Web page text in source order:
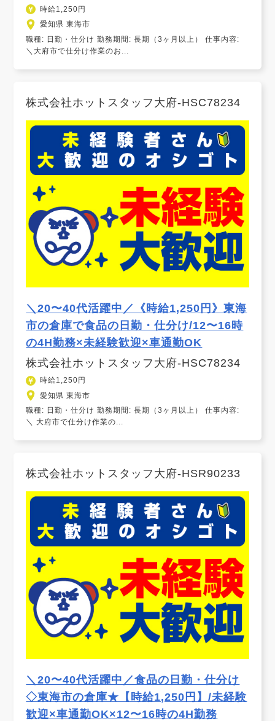
時給1,250円
愛知県 東海市
職種: 日勤・仕分け 勤務期間: 長期（3ヶ月以上） 仕事内容:
＼大府市で仕分け作業のお...
株式会社ホットスタッフ大府-HSC78234
＼20〜40代活躍中／《時給1,250円》東海
市の倉庫で食品の日勤・仕分け/12〜16時
の4H勤務×未経験歓迎×車通勤OK
株式会社ホットスタッフ大府-HSC78234
時給1,250円
愛知県 東海市
職種: 日勤・仕分け 勤務期間: 長期（3ヶ月以上） 仕事内容:
＼ 大府市で仕分け作業の...
株式会社ホットスタッフ大府-HSR90233
＼20〜40代活躍中／食品の日勤・仕分け
◇東海市の倉庫★【時給1,250円】/未経験
歓迎×車通勤OK×12〜16時の4H勤務